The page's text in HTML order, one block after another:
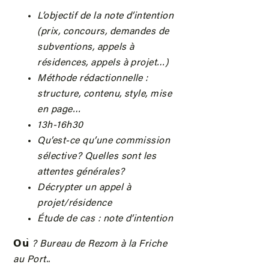
L’objectif de la note d’intention
(prix, concours, demandes de
subventions, appels à
résidences, appels à projet…)
Méthode rédactionnelle :
structure, contenu, style, mise
en page…
13h-16h30
Qu’est-ce qu’une commission
sélective? Quelles sont les
attentes générales?
Décrypter un appel à
projet/résidence
Étude de cas : note d’intention
𝗢𝘂 ̀ ? Bureau de Rezom à la Friche
au Port..